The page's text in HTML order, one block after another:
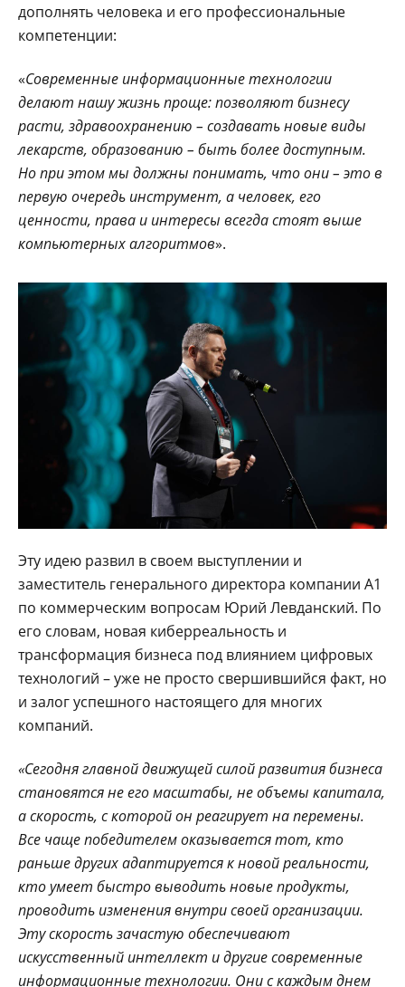
дополнять человека и его профессиональные
компетенции:
«Современные информационные технологии
делают нашу жизнь проще: позволяют бизнесу
расти, здравоохранению – создавать новые виды
лекарств, образованию – быть более доступным.
Но при этом мы должны понимать, что они – это в
первую очередь инструмент, а человек, его
ценности, права и интересы всегда стоят выше
компьютерных алгоритмов».
Эту идею развил в своем выступлении и
заместитель генерального директора компании А1
по коммерческим вопросам Юрий Левданский. По
его словам, новая киберреальность и
трансформация бизнеса под влиянием цифровых
технологий – уже не просто свершившийся факт, но
и залог успешного настоящего для многих
компаний.
«Сегодня главной движущей силой развития бизнеса
становятся не его масштабы, не объемы капитала,
а скорость, с которой он реагирует на перемены.
Все чаще победителем оказывается тот, кто
раньше других адаптируется к новой реальности,
кто умеет быстро выводить новые продукты,
проводить изменения внутри своей организации.
Эту скорость зачастую обеспечивают
искусственный интеллект и другие современные
информационные технологии. Они с каждым днем